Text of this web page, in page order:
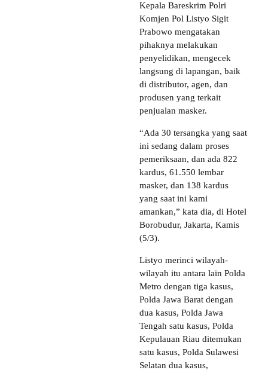
Kepala Bareskrim Polri
Komjen Pol Listyo Sigit
Prabowo mengatakan
pihaknya melakukan
penyelidikan, mengecek
langsung di lapangan, baik
di distributor, agen, dan
produsen yang terkait
penjualan masker.
“Ada 30 tersangka yang saat
ini sedang dalam proses
pemeriksaan, dan ada 822
kardus, 61.550 lembar
masker, dan 138 kardus
yang saat ini kami
amankan,” kata dia, di Hotel
Borobudur, Jakarta, Kamis
(5/3).
Listyo merinci wilayah-
wilayah itu antara lain Polda
Metro dengan tiga kasus,
Polda Jawa Barat dengan
dua kasus, Polda Jawa
Tengah satu kasus, Polda
Kepulauan Riau ditemukan
satu kasus, Polda Sulawesi
Selatan dua kasus,